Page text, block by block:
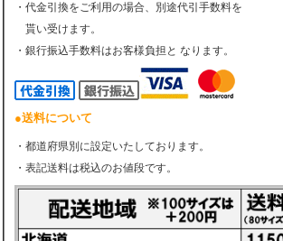
・代金引換をご利用の場合、別途代引手数料を
貰い受けます。
・銀行振込手数料はお客様負担と なります。
●送料について
・都道府県別に設定いたしております。
・表記送料は税込のお値段です。